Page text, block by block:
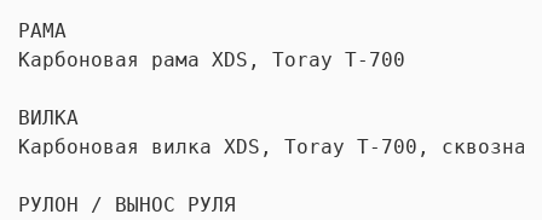
РАМА
Карбоновая рама XDS, Toray T-700
ВИЛКА
Карбоновая вилка XDS, Toray T-700,
РУЛОН / ВЫНОС РУЛЯ